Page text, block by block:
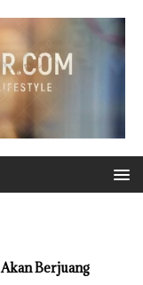
Berjuang